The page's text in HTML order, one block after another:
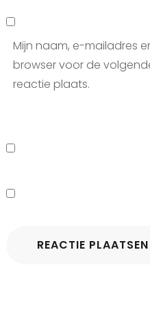
Mijn naam, e-mailadres
browser voor de
reactie plaats.